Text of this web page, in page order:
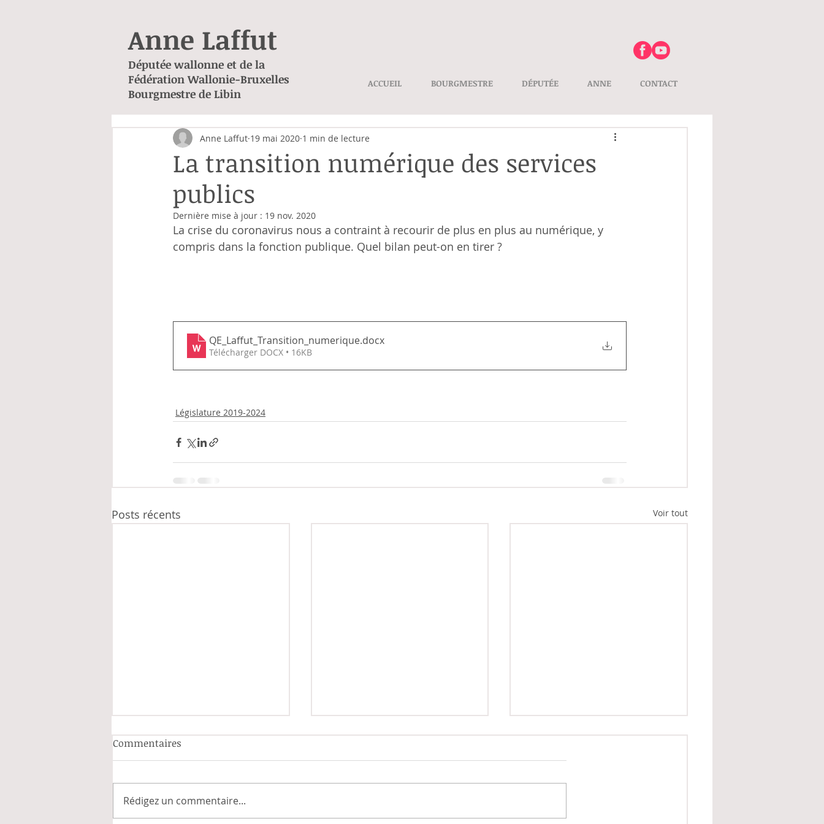
Anne Laffut
Députée wallonne et de la
Fédération Wallonie-Bruxelles
Bourgmestre de Libin
ACCUEIL BOURGMESTRE DÉPUTÉE ANNE CONTACT
La transition numérique des services
publics
Anne Laffut 19 mai 2020 1 min de lecture
Dernière mise à jour : 19 nov. 2020
La crise du coronavirus nous a contraint à recourir de plus en plus au numérique, y
compris dans la fonction publique. Quel bilan peut-on en tirer ?
QE_Laffut_Transition_numerique.docx
Télécharger DOCX • 16KB
Législature 2019-2024
Posts récents Voir tout
Commentaires
Rédigez un commentaire...